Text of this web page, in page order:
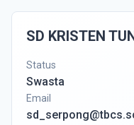
SD KRISTEN
Status
Swasta
Email